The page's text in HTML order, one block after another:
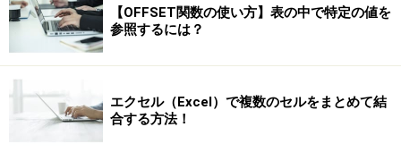
【OFFSET関数の使い方】表の中で特定の値を
参照するには？
エクセル（Excel）で複数のセルをまとめて結
合する方法！